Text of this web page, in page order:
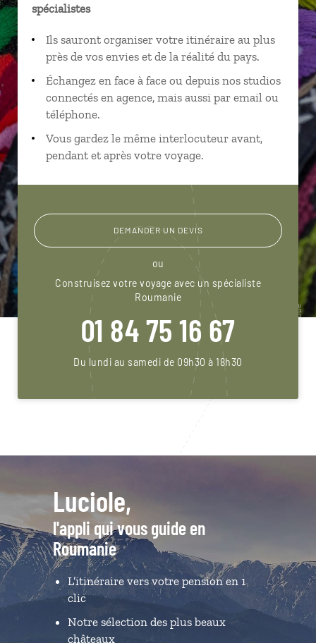
spécialistes
Ils sauront organiser votre itinéraire au plus
près de vos envies et de la réalité du pays.
Échangez en face à face ou depuis nos studios
connectés en agence, mais aussi par email ou
téléphone.
Vous gardez le même interlocuteur avant,
pendant et après votre voyage.
DEMANDER UN DEVIS
ou
Construisez votre voyage avec un spécialiste
Roumanie
01 84 75 16 67
Du lundi au samedi de 09h30 à 18h30
Luciole,
l'appli qui vous guide en
Roumanie
L’itinéraire vers votre pension en 1
clic
Notre sélection des plus beaux
châteaux